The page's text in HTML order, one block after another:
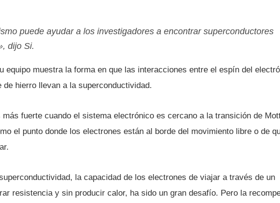
puede ayudar a los investigadores a encontrar superconductores
dijo Si.
equipo muestra la forma en que las interacciones entre el espí­n del
de hierro llevan a la superconductividad.
fuerte cuando el sistema electrónico es cercano a la transición de
el punto donde los electrones están al borde del movimiento libre o de
la capacidad de los electrones de viajar a través de un
resistencia y sin producir calor, ha sido un gran desafí­o. Pero la